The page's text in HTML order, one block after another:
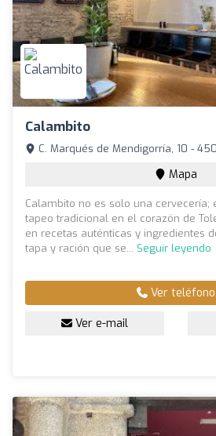
Calambito
C. Marqués de Mendigorría, 10 -
Mapa
Calambito no es solo una cervecería;
tapeo tradicional en el corazón de
en recetas auténticas y ingredientes
tapa y ración que se... Seguir leyendo
Ver teléfono
Ver e-mail